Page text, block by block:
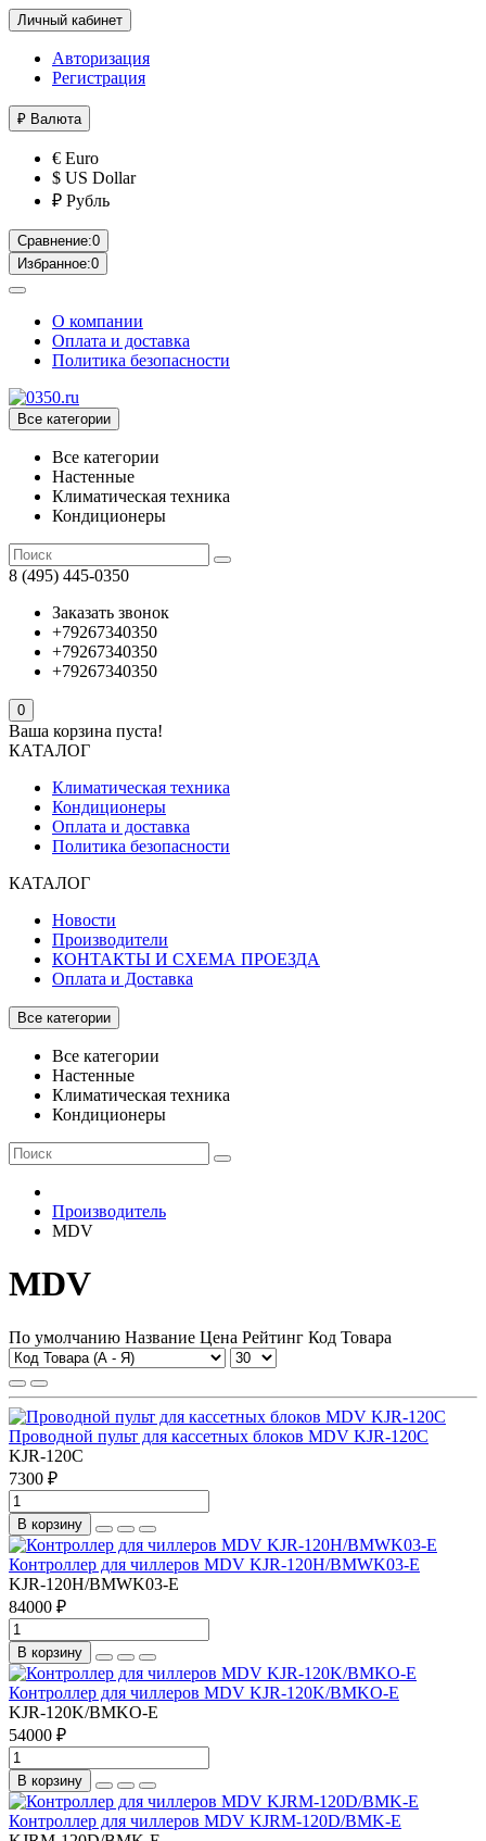
Личный кабинет
Авторизация
Регистрация
₽ Валюта
€ Euro
$ US Dollar
₽ Рубль
Сравнение:0
Избранное:0
О компании
Оплата и доставка
Политика безопасности
Все категории
Все категории
Настенные
Климатическая техника
Кондиционеры
8 (495) 445-0350
Заказать звонок
+79267340350
+79267340350
+79267340350
0
Ваша корзина пуста!
КАТАЛОГ
Климатическая техника
Кондиционеры
Оплата и доставка
Политика безопасности
КАТАЛОГ
Новости
Производители
КОНТАКТЫ И СХЕМА ПРОЕЗДА
Оплата и Доставка
Все категории
Все категории
Настенные
Климатическая техника
Кондиционеры
Производитель
MDV
MDV
По умолчанию Название Цена Рейтинг Код Товара
Проводной пульт для кассетных блоков MDV KJR-120C
KJR-120C
7300 ₽
В корзину
Контроллер для чиллеров MDV KJR-120H/BMWK03-E
KJR-120H/BMWK03-E
84000 ₽
В корзину
Контроллер для чиллеров MDV KJR-120K/BMKO-E
KJR-120K/BMKO-E
54000 ₽
В корзину
Контроллер для чиллеров MDV KJRM-120D/BMK-E